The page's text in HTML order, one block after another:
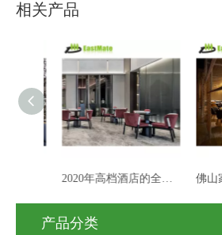
相关产品
2020年高档酒店的全新实木餐桌
产品分类